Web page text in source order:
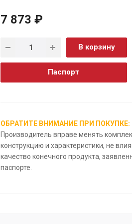
7 873 ₽
В корзину
Паспорт
ОБРАТИТЕ ВНИМАНИЕ ПРИ ПОКУПКЕ:
Производитель вправе менять
конструкцию и характеристики, не
качество конечного продукта,
паспорте.